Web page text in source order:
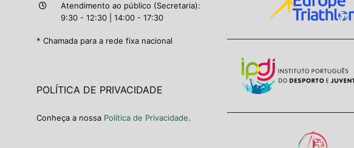
Atendimento ao público (Secretaria):
9:30 - 12:30 | 14:00 - 17:30
* Chamada para a rede fixa nacional
POLÍTICA DE PRIVACIDADE
Conheça a nossa Política de Privacidade.